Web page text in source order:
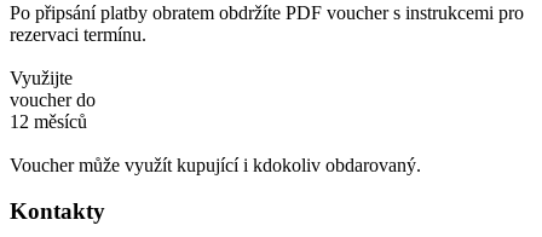
Po připsání platby obratem obdržíte PDF voucher s instrukcemi pro
rezervaci termínu.
Využijte
voucher do
12 měsíců
Voucher může využít kupující i kdokoliv obdarovaný.
Kontakty